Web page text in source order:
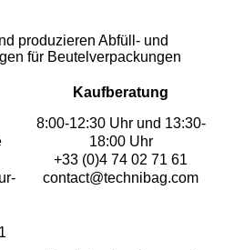
produzieren Abfüll- und
für Beutelverpackungen
Kaufberatung
8:00-12:30 Uhr und 13:30-
18:00 Uhr
+33 (0)4 74 02 71 61
contact@technibag.com